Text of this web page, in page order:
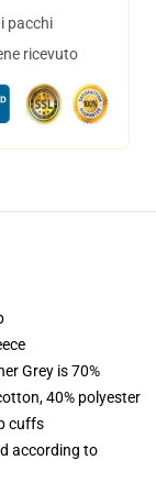
pacchi
ricevuto
Grey is 70%
40% polyester
cuffs
according to